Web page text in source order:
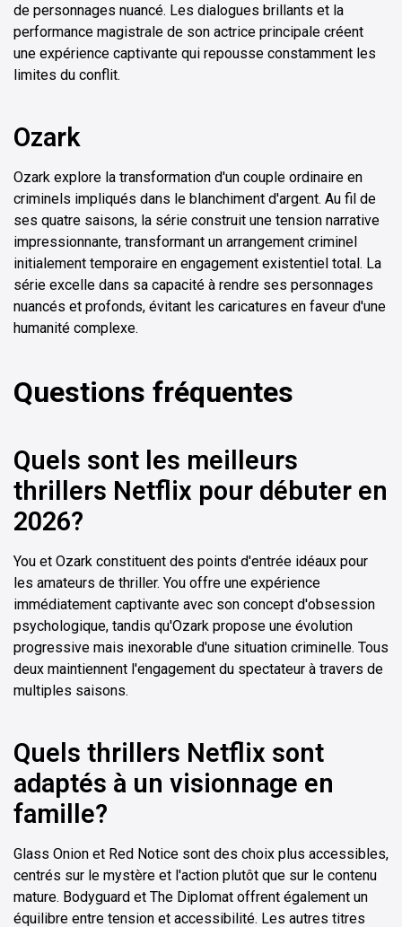
de personnages nuancé. Les dialogues brillants et la
performance magistrale de son actrice principale créent
une expérience captivante qui repousse constamment les
limites du conflit.
Ozark
Ozark explore la transformation d'un couple ordinaire en
criminels impliqués dans le blanchiment d'argent. Au fil de
ses quatre saisons, la série construit une tension narrative
impressionnante, transformant un arrangement criminel
initialement temporaire en engagement existentiel total. La
série excelle dans sa capacité à rendre ses personnages
nuancés et profonds, évitant les caricatures en faveur d'une
humanité complexe.
Questions fréquentes
Quels sont les meilleurs
thrillers Netflix pour débuter en
2026?
You et Ozark constituent des points d'entrée idéaux pour
les amateurs de thriller. You offre une expérience
immédiatement captivante avec son concept d'obsession
psychologique, tandis qu'Ozark propose une évolution
progressive mais inexorable d'une situation criminelle. Tous
deux maintiennent l'engagement du spectateur à travers de
multiples saisons.
Quels thrillers Netflix sont
adaptés à un visionnage en
famille?
Glass Onion et Red Notice sont des choix plus accessibles,
centrés sur le mystère et l'action plutôt que sur le contenu
mature. Bodyguard et The Diplomat offrent également un
équilibre entre tension et accessibilité. Les autres titres